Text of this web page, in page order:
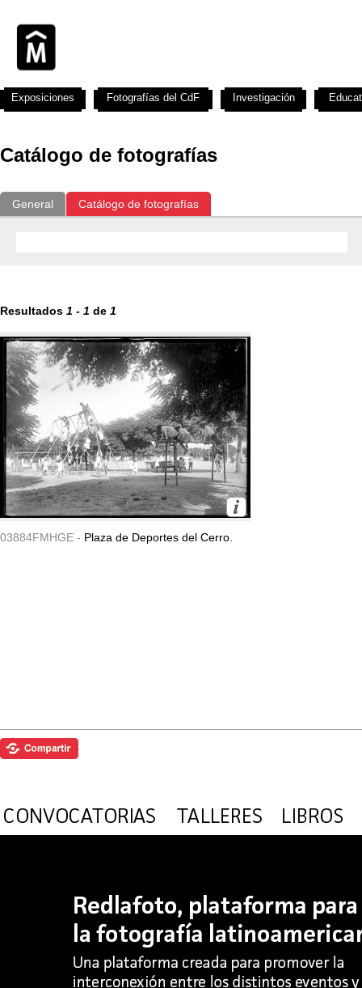
Catálogo de fotografías
General Catálogo de fotografías
Resultados 1 - 1 de 1
03884FMHGE - Plaza de Deportes del Cerro.
Exposiciones Fotografías del CdF Investigación